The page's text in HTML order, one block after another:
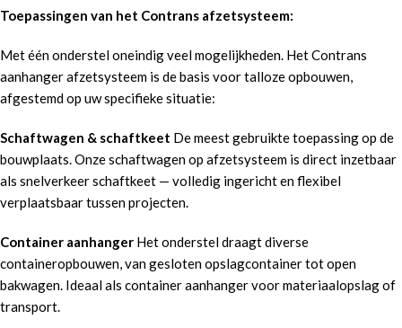
Toepassingen van het Contrans afzetsysteem:
Met één onderstel oneindig veel mogelijkheden. Het Contrans
aanhanger afzetsysteem is de basis voor talloze opbouwen,
afgestemd op uw specifieke situatie:
Schaftwagen & schaftkeet De meest gebruikte toepassing op de
bouwplaats. Onze schaftwagen op afzetsysteem is direct inzetbaar
als snelverkeer schaftkeet — volledig ingericht en flexibel
verplaatsbaar tussen projecten.
Container aanhanger Het onderstel draagt diverse
containeropbouwen, van gesloten opslagcontainer tot open
bakwagen. Ideaal als container aanhanger voor materiaalopslag of
transport.